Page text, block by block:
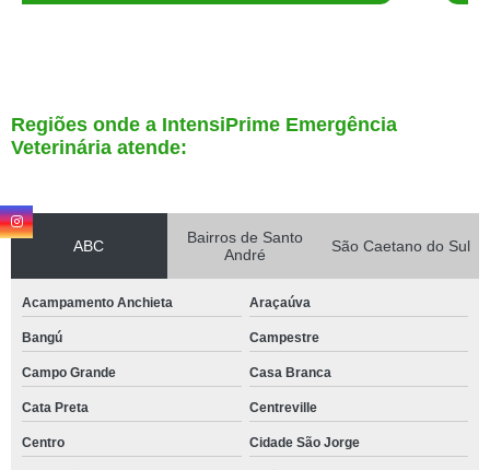
Regiões onde a IntensiPrime Emergência
Veterinária atende:
ABC
Bairros de Santo
André
São Caetano do Sul
Acampamento Anchieta Araçaúva
Bangú Campestre
Campo Grande Casa Branca
Cata Preta Centreville
Centro Cidade São Jorge